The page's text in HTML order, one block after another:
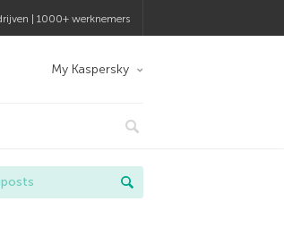
| 1000+ werknemers
My Kaspersky